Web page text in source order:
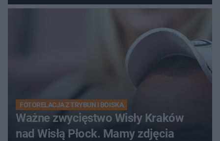
FOTORELACJA Z TRYBUN I BOISKA
Ważne zwycięstwo Wisły Kraków
nad Wisłą Płock. Mamy zdjęcia